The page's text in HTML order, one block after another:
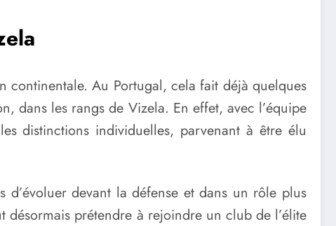
continentale. Au Portugal, cela fait déjà quelques
dans les rangs de Vizela. En effet, avec l’équipe
distinctions individuelles, parvenant à être élu
devant la défense et dans un rôle plus
désormais prétendre à rejoindre un club de l’élite